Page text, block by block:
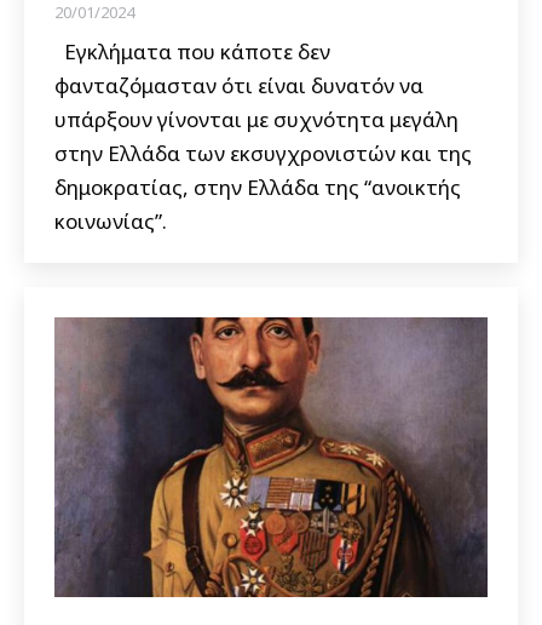
20/01/2024
Εγκλήματα που κάποτε δεν
φανταζόμασταν ότι είναι δυνατόν να
υπάρξουν γίνονται με συχνότητα μεγάλη
στην Ελλάδα των εκσυγχρονιστών και της
δημοκρατίας, στην Ελλάδα της “ανοικτής
κοινωνίας”.